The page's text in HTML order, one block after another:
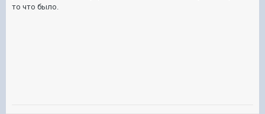
то что было.